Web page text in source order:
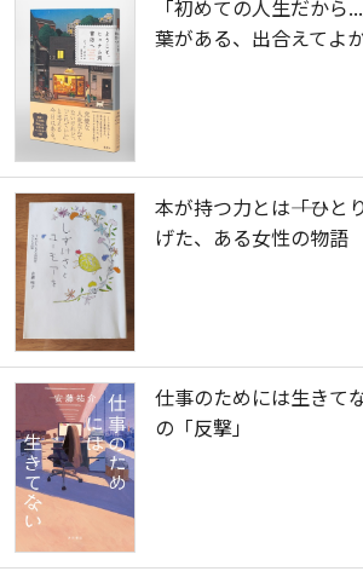
「初めての人生だから
葉がある、出合えてよ
本が持つ力とは――「ひ
げた、ある女性の物語
仕事のためには生きて
の「反撃」